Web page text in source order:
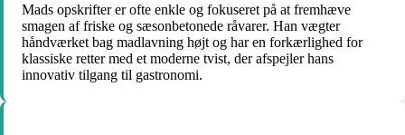
Mads opskrifter er ofte enkle og fokuseret på at fremhæve
smagen af friske og sæsonbetonede råvarer. Han vægter
håndværket bag madlavning højt og har en forkærlighed for
klassiske retter med et moderne tvist, der afspejler hans
innovativ tilgang til gastronomi.